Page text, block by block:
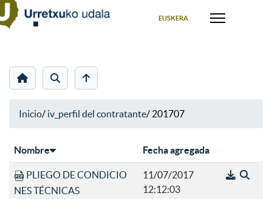
EUSKERA
Inicio/ iv_perfil del contratante/ 201707
Nombre Fecha agregada
PLIEGO DE CONDICIO
NES TÉCNICAS
11/07/2017
12:12:03